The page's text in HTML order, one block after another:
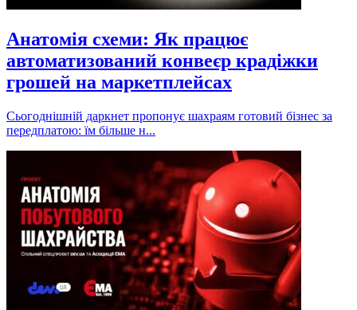
Анатомія схеми: Як працює
автоматизований конвеєр крадіжки
грошей на маркетплейсах
Сьогоднішній даркнет пропонує шахраям готовий бізнес за
передплатою: їм більше н...